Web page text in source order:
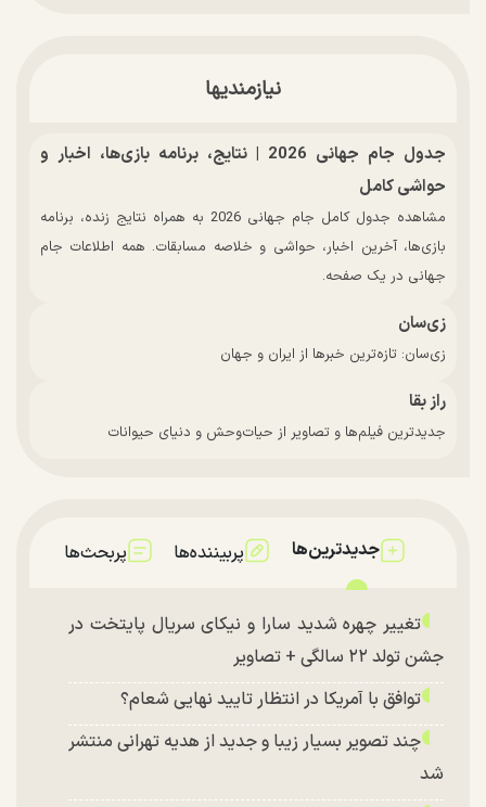
نیازمندیها
جدول جام جهانی 2026 | نتایج، برنامه بازی‌ها، اخبار و
حواشی کامل
مشاهده جدول کامل جام جهانی 2026 به همراه نتایج زنده، برنامه
بازی‌ها، آخرین اخبار، حواشی و خلاصه مسابقات. همه اطلاعات جام
جهانی در یک صفحه.
زی‌سان
زی‌سان: تازه‌ترین خبرها از ایران و جهان
راز بقا
جدیدترین فیلم‌ها و تصاویر از حیات‌وحش و دنیای حیوانات
جدیدترین‌ها پربیننده‌ها پربحث‌ها
تغییر چهره شدید سارا و نیکای سریال پایتخت در
جشن تولد ۲۲ سالگی + تصاویر
توافق با آمریکا در انتظار تایید نهایی شعام؟
چند تصویر بسیار زیبا و جدید از هدیه تهرانی منتشر
شد